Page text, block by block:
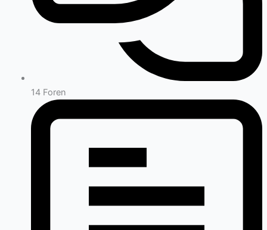
14 Foren